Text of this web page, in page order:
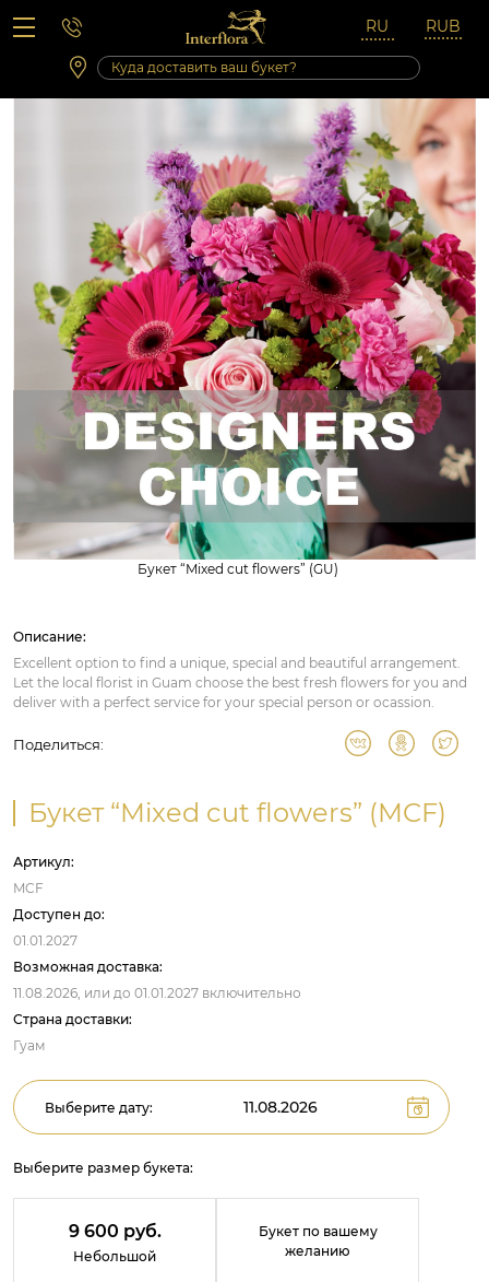
Вопросы-ответы
Сб 10:00 ‐ 14:00
Выходные и праздничные дни
Букет “Mixed cut flowers” (GU)
Описание:
Excellent option to find a unique, special and beautiful arrangement.
Let the local florist in Guam choose the best fresh flowers for you and
deliver with a perfect service for your special person or ocassion.
Поделиться:
Букет “Mixed cut flowers” (MCF)
Артикул:
MCF
Доступен до:
01.01.2027
Возможная доставка:
11.08.2026, или до 01.01.2027 включительно
Страна доставки:
Гуам
Выберите дату:
Выберите размер букета:
9 600 руб.
Небольшой
Букет по вашему
желанию